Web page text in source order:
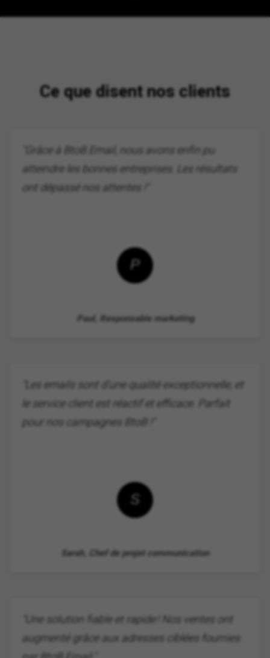
Ce que disent nos clients
"Grâce à BtoB.Email, nous avons enfin pu
atteindre les bonnes entreprises. Les résultats
ont dépassé nos attentes !"
P
Paul, Responsable marketing
"Les emails sont d'une qualité exceptionnelle, et
le service client est réactif et efficace. Parfait
pour nos campagnes BtoB !"
S
Sarah, Chef de projet communication
"Une solution fiable et rapide ! Nos ventes ont
augmenté grâce aux adresses ciblées fournies